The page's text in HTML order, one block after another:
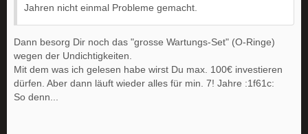
Jahren nicht einmal Probleme gemacht.
Dann besorg Dir noch das "grosse Wartungs-Set" (O-Ringe)
wegen der Undichtigkeiten.
Mit dem was ich gelesen habe wirst Du max. 100€ investieren
dürfen. Aber dann läuft wieder alles für min. 7! Jahre :1f61c:
So denn...